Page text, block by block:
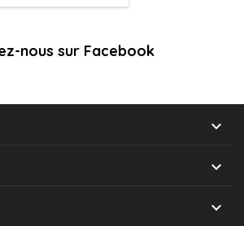
nous sur Facebook


